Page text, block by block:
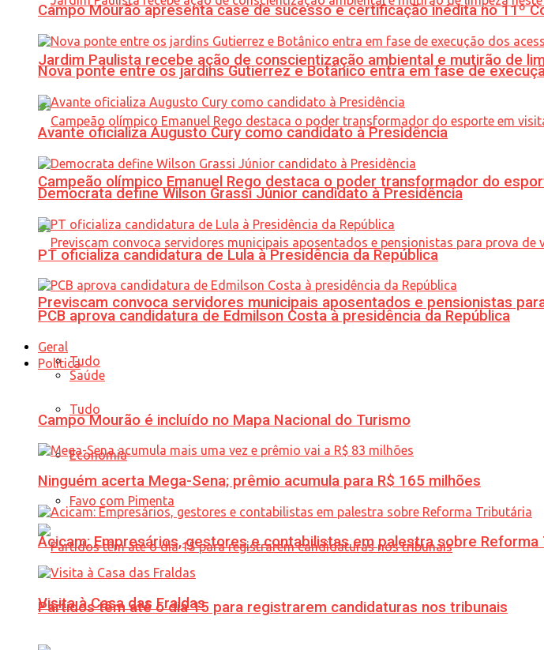
Jardim Paulista recebe ação de conscientização ambiental e mutirão de
Campeão olímpico Emanuel Rego destaca o poder transformador do
Previscam convoca servidores municipais aposentados e pensionistas
Política
Tudo
Economia
Favo com Pimenta
Partidos têm até o dia 15 para registrarem candidaturas nos tribunais
Campo Mourão apresenta case de sucesso e certificação inédita no 11º
Nova ponte entre os jardins Gutierrez e Botânico entra em fase de
Avante oficializa Augusto Cury como candidato à Presidência
Democrata define Wilson Grassi Júnior candidato à Presidência
PT oficializa candidatura de Lula à Presidência da República
PCB aprova candidatura de Edmilson Costa à presidência da República
Geral
Tudo
Saúde
Campo Mourão é incluído no Mapa Nacional do Turismo
Ninguém acerta Mega-Sena; prêmio acumula para R$ 165 milhões
Acicam: Empresários, gestores e contabilistas em palestra sobre Reforma
Visita à Casa das Fraldas